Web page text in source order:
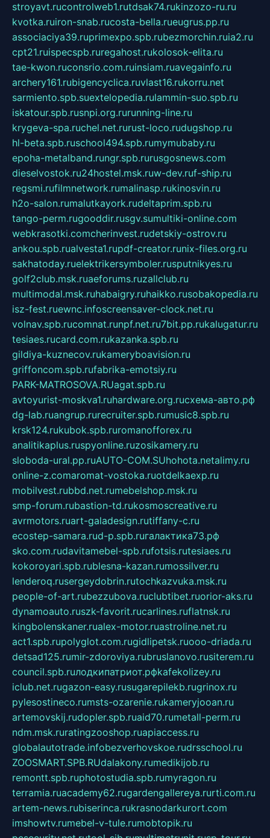
stroyavt.rucontrolweb1.rutdsak74.rukinzozo-ru.ru
kvotka.ruiron-snab.rucosta-bella.rueugrus.pp.ru
associaciya39.ruprimexpo.spb.rubezmorchin.ruia2.ru
cpt21.ruispecspb.ruregahost.rukolosok-elita.ru
tae-kwon.ruconsrio.com.ruinsiam.ruavegainfo.ru
archery161.rubigencyclica.ruvlast16.rukorru.net
sarmiento.spb.suextelopedia.rulammin-suo.spb.ru
iskatour.spb.rusnpi.org.rurunning-line.ru
krygeva-spa.ruchel.net.rurust-loco.rudugshop.ru
hl-beta.spb.ruschool494.spb.rumymubaby.ru
epoha-metalband.rungr.spb.rurusgosnews.com
dieselvostok.ru24hostel.msk.ruw-dev.ruf-ship.ru
regsmi.rufilmnetwork.rumalinasp.rukinosvin.ru
h2o-salon.rumalutkayork.rudeltaprim.spb.ru
tango-perm.rugooddir.rusgv.sumultiki-online.com
webkrasotki.comcherinvest.rudetskiy-ostrov.ru
ankou.spb.rualvesta1.rupdf-creator.runix-files.org.ru
sakhatoday.ruelektrikersymboler.rusputnikyes.ru
golf2club.msk.ruaeforums.ruzallclub.ru
multimodal.msk.ruhabaigry.ruhaikko.rusobakopedia.ru
isz-fest.ruewnc.infoscreensaver-clock.net.ru
volnav.spb.rucomnat.runpf.net.ru7bit.pp.rukalugatur.ru
tesiaes.rucard.com.rukazanka.spb.ru
gildiya-kuznecov.rukameryboavision.ru
griffoncom.spb.rufabrika-emotsiy.ru
PARK-MATROSOVA.RUagat.spb.ru
avtoyurist-moskva1.ruhardware.org.ruсхема-авто.рф
dg-lab.ruangrup.rurecruiter.spb.rumusic8.spb.ru
krsk124.rukubok.spb.ruromanofforex.ru
analitikaplus.ruspyonline.ruzosikamery.ru
sloboda-ural.pp.ruAUTO-COM.SUhohota.netalimy.ru
online-z.comaromat-vostoka.ruotdelkaexp.ru
mobilvest.rubbd.net.rumebelshop.msk.ru
smp-forum.rubastion-td.rukosmoscreative.ru
avrmotors.ruart-galadesign.rutiffany-c.ru
ecostep-samara.rud-p.spb.ruгалактика73.рф
sko.com.rudavitamebel-spb.rufotsis.rutesiaes.ru
kokoroyari.spb.rublesna-kazan.rumossilver.ru
lenderoq.rusergeydobrin.rutochkazvuka.msk.ru
people-of-art.rubezzubova.ruclubtibet.ruorior-aks.ru
dynamoauto.ruszk-favorit.rucarlines.ruflatnsk.ru
kingbolenskaner.rualex-motor.ruastroline.net.ru
act1.spb.rupolyglot.com.rugidlipetsk.ruooo-driada.ru
detsad125.rumir-zdoroviya.rubruslanovo.rusiterem.ru
council.spb.ruлодкипатриот.рфkafekolizey.ru
iclub.net.rugazon-easy.rusugarepilekb.rugrinox.ru
pylesostineco.rumsts-ozarenie.rukameryjooan.ru
artemovskij.rudopler.spb.ruaid70.rumetall-perm.ru
ndm.msk.ruratingzooshop.ruapiaccess.ru
globalautotrade.infobezverhovskoe.rudrsschool.ru
ZOOSMART.SPB.RUdalakony.rumedikijob.ru
remontt.spb.ruphotostudia.spb.rumyragon.ru
terramia.ruacademy62.rugardengallereya.rurti.com.ru
artem-news.rubiserinca.rukrasnodarkurort.com
imshowtv.rumebel-v-tule.rumobtopik.ru